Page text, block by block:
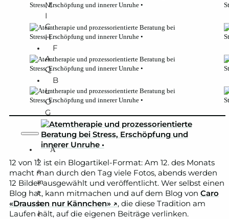
M
I
C
H
F
A
Q
B
L
O
G
A
t
e
m
t
h
e
12 von 12 ist ein Blogartikel-Format: Am 12. des Monats
macht man durch den Tag viele Fotos, abends werden
12 Bilder ausgewählt und veröffentlicht. Wer selbst einen
Blog hat, kann mitmachen und auf dem Blog von Caro
«Draussen nur Kännchen» ↗, die diese Tradition am
Laufen hält, auf die eigenen Beiträge verlinken.